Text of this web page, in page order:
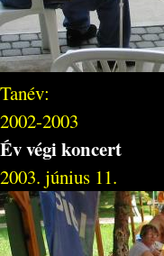
Tanév:
2002-2003
Év végi koncert
2003. június 11.